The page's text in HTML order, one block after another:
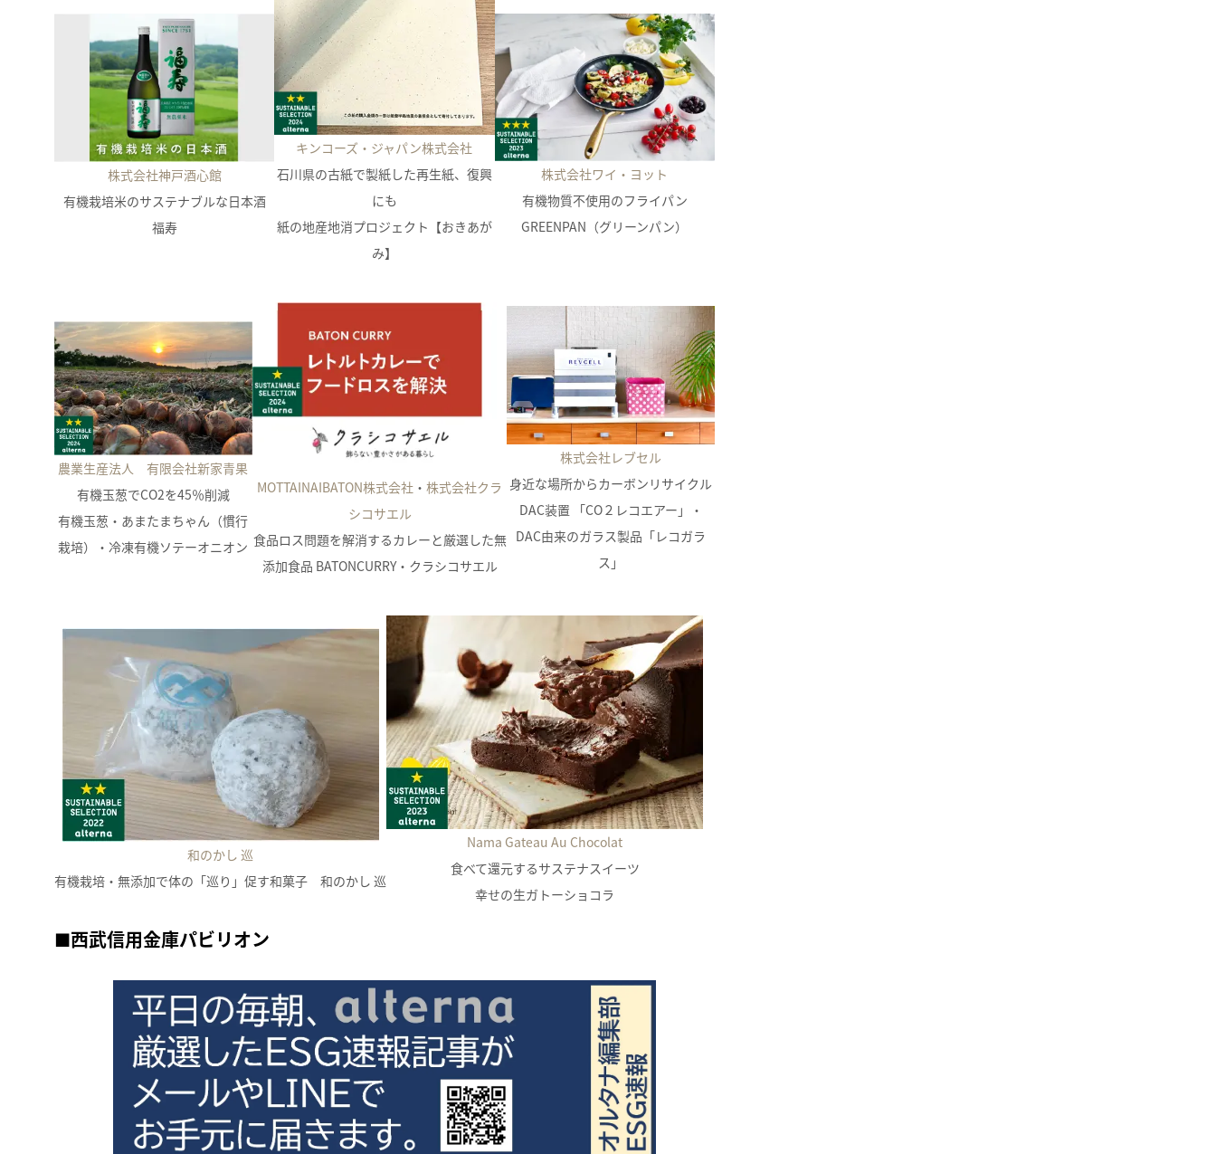
株式会社神戸酒心館
有機栽培米のサステナブルな日本酒
福寿
キンコーズ・ジャパン株式会社
石川県の古紙で製紙した再生紙、復興
にも
紙の地産地消プロジェクト【おきあが
み】
株式会社ワイ・ヨット
有機物質不使用のフライパン
GREENPAN（グリーンパン）
農業生産法人 有限会社新家青果
有機玉葱でCO2を45％削減
有機玉葱・あまたまちゃん（慣行
栽培）・冷凍有機ソテーオニオン
MOTTAINAIBATON株式会社 ・株式会社クラ
シコサエル
食品ロス問題を解消するカレーと厳選した無
添加食品 BATONCURRY・クラシコサエル
株式会社レブセル
身近な場所からカーボンリサイクル
DAC装置 「CO２レコエアー」・
DAC由来のガラス製品「レコガラ
ス」
和のかし 巡
有機栽培・無添加で体の「巡り」促す和菓子 和のかし 巡
Nama Gateau Au Chocolat
食べて還元するサステナスイーツ
幸せの生ガトーショコラ
■西武信用金庫パビリオン